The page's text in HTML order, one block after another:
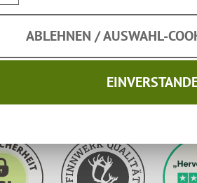
Sicherheit:
ABLEHNEN / AUSWAHL-